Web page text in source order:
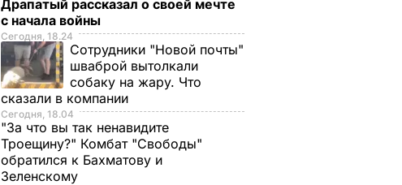
Драпатый рассказал о своей мечте
с начала войны
Сегодня, 18.24
Сотрудники "Новой почты"
шваброй вытолкали
собаку на жару. Что
сказали в компании
Сегодня, 18.04
"За что вы так ненавидите
Троещину?" Комбат "Свободы"
обратился к Бахматову и
Зеленскому